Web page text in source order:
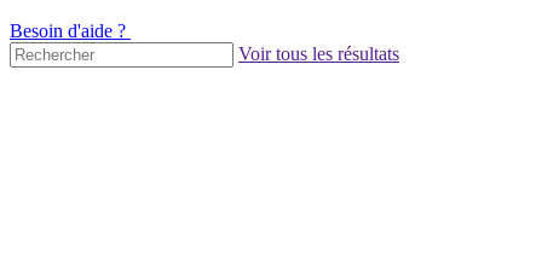
Besoin d'aide ?
Voir tous les résultats